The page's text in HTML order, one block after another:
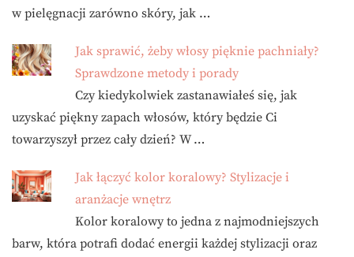
w pielęgnacji zarówno skóry, jak …
Jak sprawić, żeby włosy pięknie pachniały?
Sprawdzone metody i porady
Czy kiedykolwiek zastanawiałeś się, jak
uzyskać piękny zapach włosów, który będzie Ci
towarzyszył przez cały dzień? W …
Jak łączyć kolor koralowy? Stylizacje i
aranżacje wnętrz
Kolor koralowy to jedna z najmodniejszych
barw, która potrafi dodać energii każdej stylizacji oraz